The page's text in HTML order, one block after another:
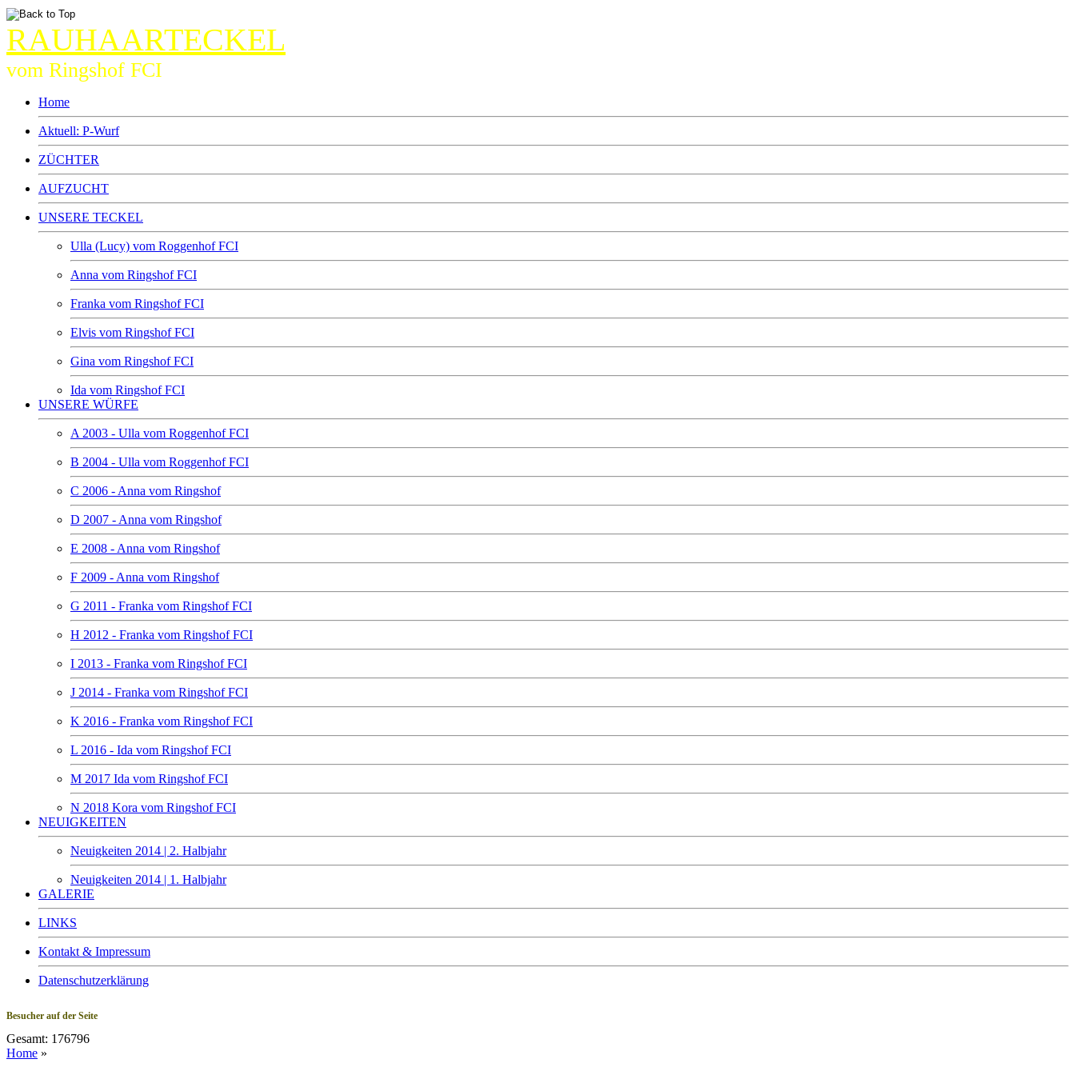
RAUHAARTECKEL
vom Ringshof FCI
Home
Aktuell: P-Wurf
ZÜCHTER
AUFZUCHT
UNSERE TECKEL
Ulla (Lucy) vom Roggenhof FCI
Anna vom Ringshof FCI
Franka vom Ringshof FCI
Elvis vom Ringshof FCI
Gina vom Ringshof FCI
Ida vom Ringshof FCI
UNSERE WÜRFE
A 2003 - Ulla vom Roggenhof FCI
B 2004 - Ulla vom Roggenhof FCI
C 2006 - Anna vom Ringshof
D 2007 - Anna vom Ringshof
E 2008 - Anna vom Ringshof
F 2009 - Anna vom Ringshof
G 2011 - Franka vom Ringshof FCI
H 2012 - Franka vom Ringshof FCI
I 2013 - Franka vom Ringshof FCI
J 2014 - Franka vom Ringshof FCI
K 2016 - Franka vom Ringshof FCI
L 2016 - Ida vom Ringshof FCI
M 2017 Ida vom Ringshof FCI
N 2018 Kora vom Ringshof FCI
NEUIGKEITEN
Neuigkeiten 2014 | 2. Halbjahr
Neuigkeiten 2014 | 1. Halbjahr
GALERIE
LINKS
Kontakt & Impressum
Datenschutzerklärung
Besucher auf der Seite
Gesamt: 176796
Home »